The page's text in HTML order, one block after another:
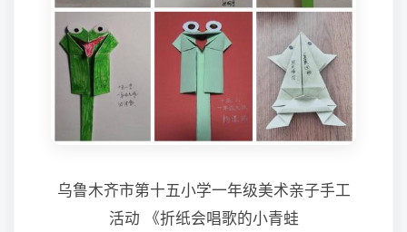
乌鲁木齐市第十五小学一年级美术亲子手工
活动 《折纸会唱歌的小青蛙